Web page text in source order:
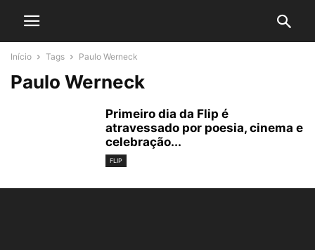
Início Tags Paulo Werneck
Paulo Werneck
Primeiro dia da Flip é
atravessado por poesia, cinema e
celebração...
FLIP